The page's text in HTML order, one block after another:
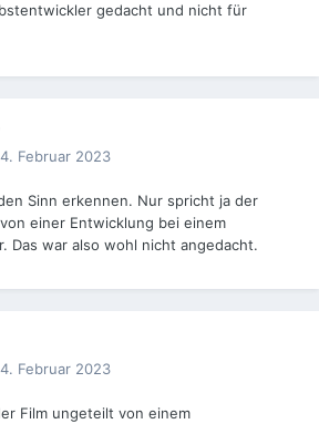
gedacht und nicht für
Februar 2023
Sinn erkennen. Nur spricht ja der
einer Entwicklung bei einem
Das war also wohl nicht angedacht.
Februar 2023
Film ungeteilt von einem